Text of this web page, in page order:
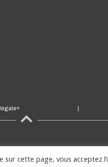
cette page, vous acceptez